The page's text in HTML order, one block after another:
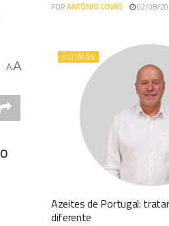
AA
PORANTÓNIO COVAS 02/08/
ÚLTIMAS
Azeites de Portugal:
diferente